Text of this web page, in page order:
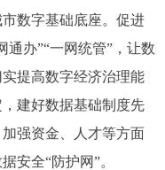
数字基础底座。促进
通办”“一网统管”，让数
提高数字经济治理能
建好数据基础制度先
强资金、人才等方面
安全“防护网”。